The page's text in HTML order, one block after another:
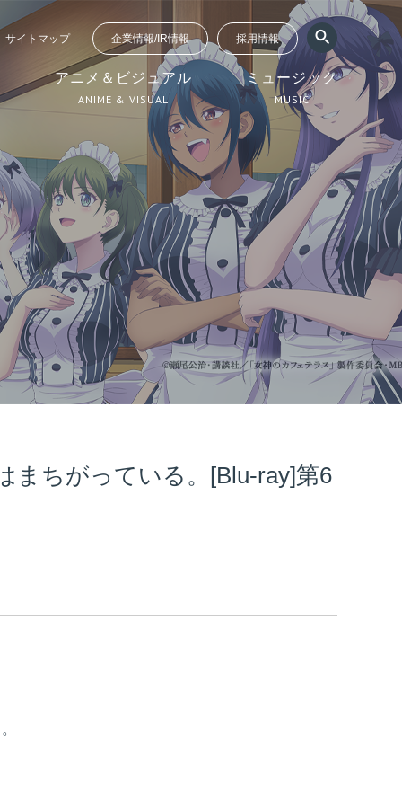
サイトマップ 企業情報/IR情報 採用情報
アニメ＆ビジュアル
ANIME & VISUAL
ミュージック
MUSIC
まちがっている。[Blu-ray]第6